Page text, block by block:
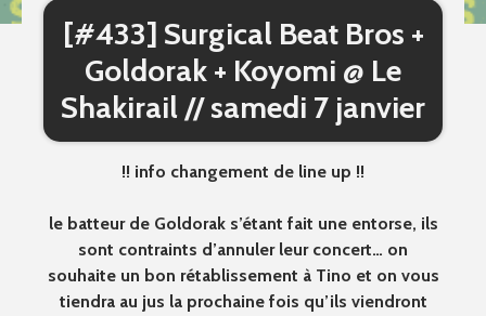
[#433] Surgical Beat Bros +
Goldorak + Koyomi @ Le
Shakirail // samedi 7 janvier
!! info changement de line up !!
le batteur de Goldorak s’étant fait une entorse, ils
sont contraints d’annuler leur concert… on
souhaite un bon rétablissement à Tino et on vous
tiendra au jus la prochaine fois qu’ils viendront